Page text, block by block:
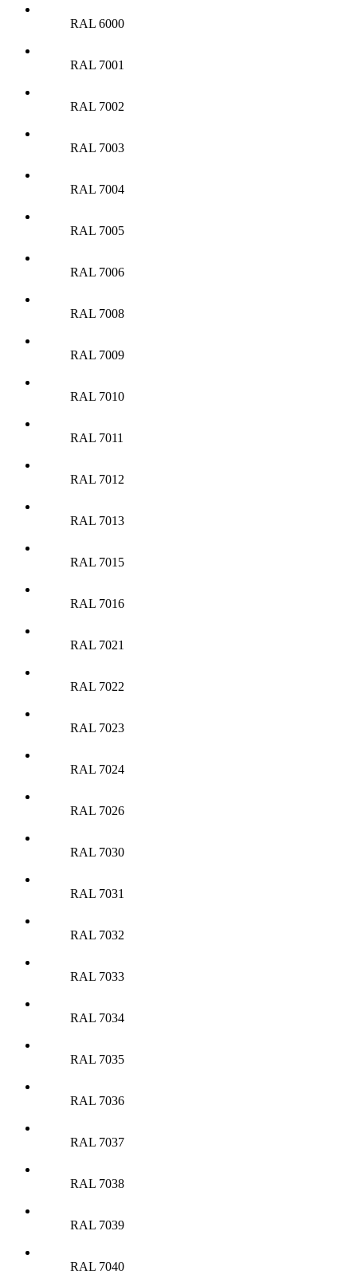
RAL 6000
RAL 7001
RAL 7002
RAL 7003
RAL 7004
RAL 7005
RAL 7006
RAL 7008
RAL 7009
RAL 7010
RAL 7011
RAL 7012
RAL 7013
RAL 7015
RAL 7016
RAL 7021
RAL 7022
RAL 7023
RAL 7024
RAL 7026
RAL 7030
RAL 7031
RAL 7032
RAL 7033
RAL 7034
RAL 7035
RAL 7036
RAL 7037
RAL 7038
RAL 7039
RAL 7040